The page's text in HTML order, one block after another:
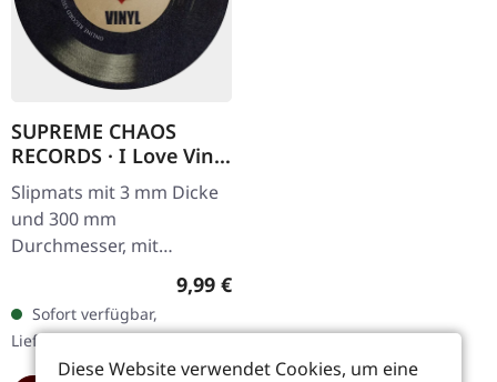
SUPREME CHAOS
RECORDS · I Love Vinyl
| SLIPMAT
Slipmats mit 3 mm Dicke
und 300 mm
Durchmesser, mit
unserem beliebten "I Love
Vinyl" Aufdruck, optisch
wie eine LP aufgemacht.
Zweite Auflage…
Regulärer Preis:
9,99 €
Sofort verfügbar,
Lieferzeit: 1-2 Werktage
Diese Website verwendet Cookies, um eine